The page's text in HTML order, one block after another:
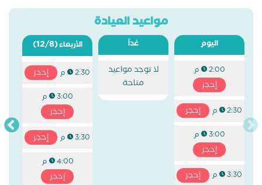
مواعيد العيادة
اليوم
2:00 م
إحجز
2:30 م إحجز
3:00 م
إحجز
3:30 م
إحجز
غداً
لا توجد مواعيد
متاحة
الأربعاء(12/8)
2:30 م إحجز
3:00 م
إحجز
3:30 م إحجز
4:00 م
إحجز